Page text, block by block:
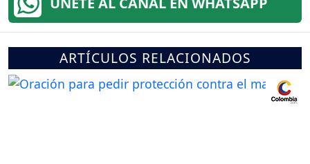
ARTÍCULOS RELACIONADOS